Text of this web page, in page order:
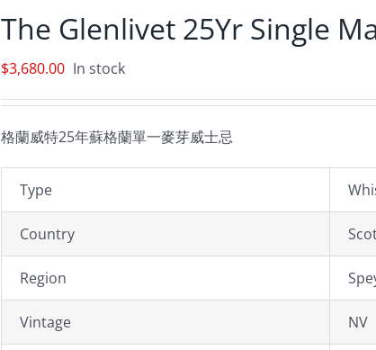
The Glenlivet 25Yr Single
$3,680.00 In stock
格蘭威特25年蘇格蘭單一麥芽威士忌
Type
Country
Region
Vintage NV